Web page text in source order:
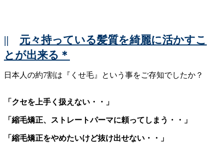
|| 元々持っている髪質を綺麗に活かすこ
とが出来る＊
日本人の約7割は『くせ毛』という事をご存知でしたか？
「クセを上手く扱えない・・」
「縮毛矯正、ストレートパーマに頼ってしまう・・」
「縮毛矯正をやめたいけど抜け出せない・・」